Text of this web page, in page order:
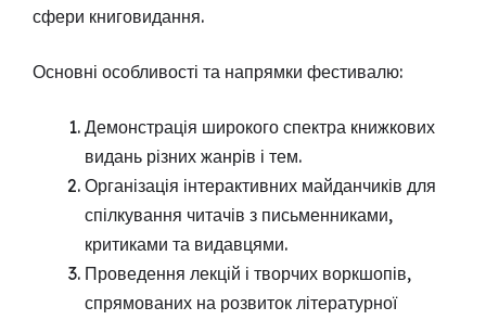
сфери книговидання.
Основні особливості та напрямки фестивалю:
Демонстрація широкого спектра книжкових
видань різних жанрів і тем.
Організація інтерактивних майданчиків для
спілкування читачів з письменниками,
критиками та видавцями.
Проведення лекцій і творчих воркшопів,
спрямованих на розвиток літературної